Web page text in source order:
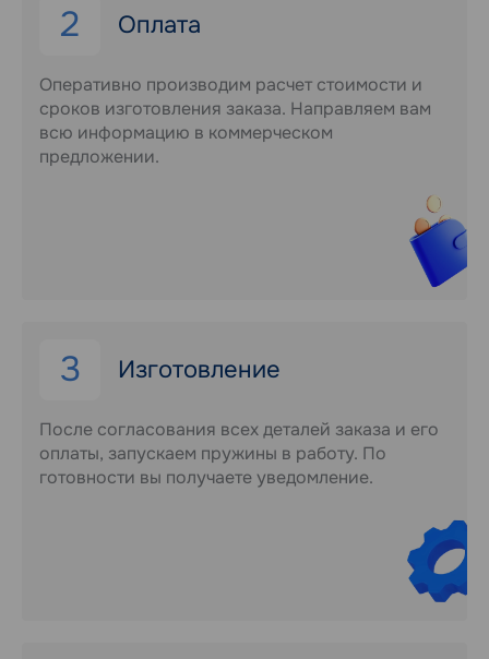
2 Оплата
Оперативно производим расчет стоимости и
сроков изготовления заказа. Направляем вам
всю информацию в коммерческом
предложении.
3 Изготовление
После согласования всех деталей заказа и его
оплаты, запускаем пружины в работу. По
готовности вы получаете уведомление.